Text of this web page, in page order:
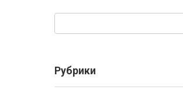
Рубрики